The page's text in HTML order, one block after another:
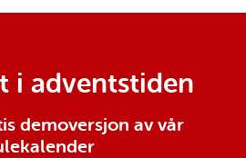
i adventstiden
demoversjon av vår